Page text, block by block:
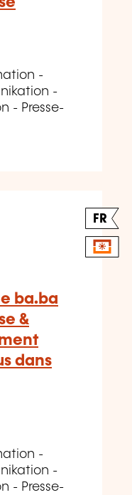
-
-
- Presse-
FR
ba.ba
&
dans
-
-
- Presse-